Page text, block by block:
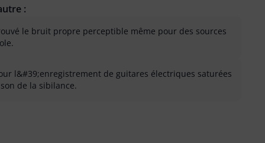
:
le bruit propre perceptible même pour des sources
l&#39;enregistrement de guitares électriques saturées
de la sibilance.